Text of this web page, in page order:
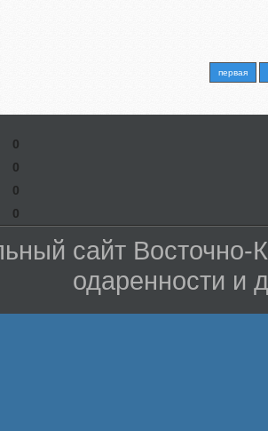
первая
0
0
0
0
сайт Восточно-
одаренности и